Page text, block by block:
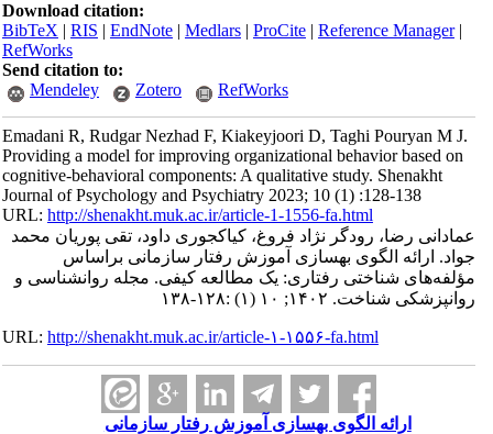
Download citation:
BibTeX|RIS|EndNote|Medlars|ProCite|Reference Manager
RefWorks
Send citation to:
Mendeley
Zotero RefWorks
Emadani R, Rudgar Nezhad F, Kiakeyjoori D, Taghi Pouryan M J.
Providing a model for improving organizational behavior based on
cognitive-behavioral components: A qualitative study. Shenakht
Journal of Psychology and Psychiatry 2023; 10 (1) :128-138
URL:http://shenakht.muk.ac.ir/article-1-1556-fa.html
عمادانی رضا، رودگر نژاد فروغ، کیاکجوری داود، تقی پوریان محمد
جواد. ارائه الگوی بهسازی آموزش رفتار سازمانی براساس
مؤلفه‌های شناختی رفتاری: یک مطالعه کیفی. مجله روانشناسی و
روانپزشکی شناخت. ۱۴۰۲; ۱۰ (۱) :۱۲۸-۱۳۸
URL:http://shenakht.muk.ac.ir/article-۱-۱۵۵۶-fa.html
ارائه الگوی بهسازی آموزش رفتار سازمانی